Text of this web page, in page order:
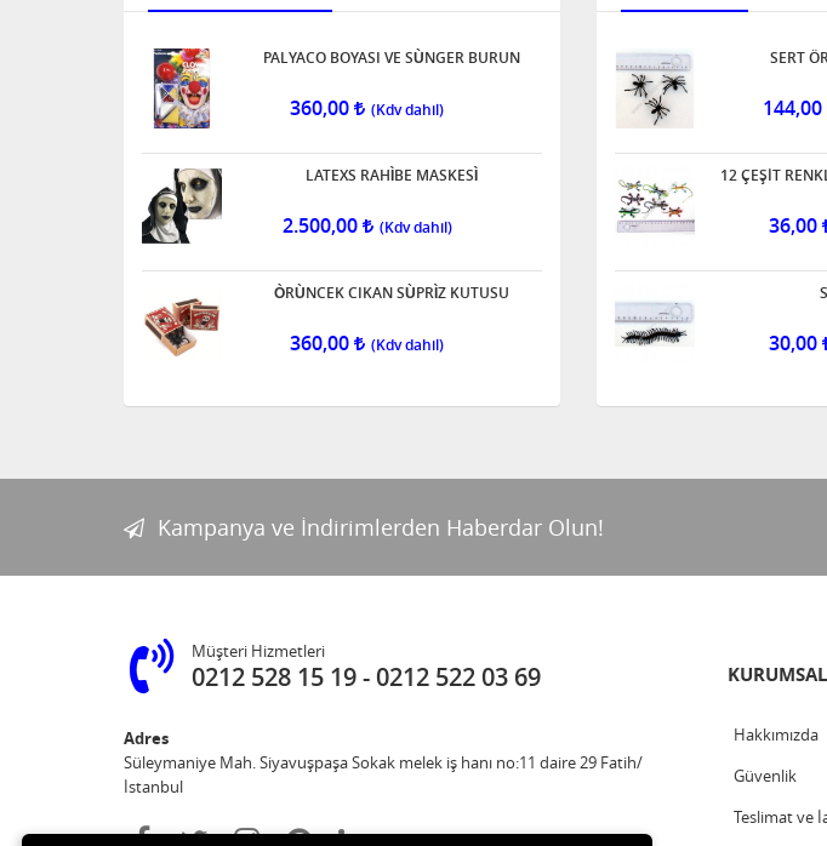
PALYACO BOYASI VE SÙNGER BURUN
360,00
LATEXS RAHÌBE MASKESÌ
2.500,00
ÒRÙNCEK CIKAN SÙPRÌZ KUTUSU
360,00
SERT
144,00
12 ÇEŞİT
36,00
30,00
Kampanya ve İndirimlerden Haberdar Olun!
Müşteri Hizmetleri
0212 528 15 19 0212 522 03 69
Adres
Süleymaniye Mah. Siyavuşpaşa Sokak melek iş hanı no:11 daire 29 Fatih/
İstanbul
KURUMSAL
Hakkımızda
Güvenlik
Teslimat ve